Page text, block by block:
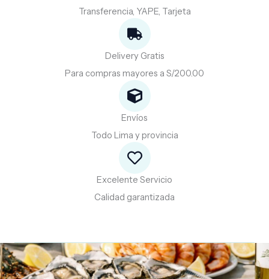
Transferencia, YAPE, Tarjeta
Delivery Gratis
Para compras mayores a S/200.00
Envíos
Todo Lima y provincia
Excelente Servicio
Calidad garantizada